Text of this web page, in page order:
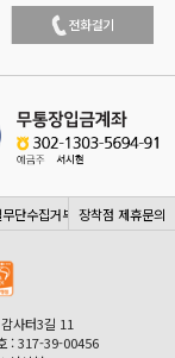
단수집거부 장착점 제휴문의
사터3길 11
: 317-39-00456